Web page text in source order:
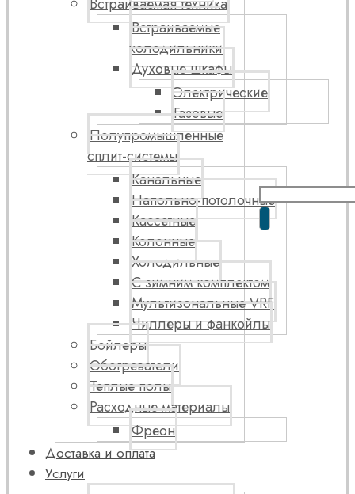
Встраиваемая техника
Встраиваемые
холодильники
Духовые шкафы
Электрические
Газовые
Полупромышленные
сплит-системы
Канальные
Напольно-потолочные
Кассетные
Колонные
Холодильные
С зимним комплектом
Мультизональные VRF
Чиллеры и фанкойлы
Бойлеры
Обогреватели
Теплые полы
Расходные материалы
Фреон
Доставка и оплата
Услуги